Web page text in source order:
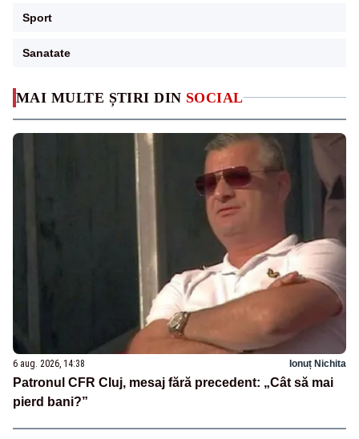
MAI MULTE ȘTIRI DIN SOCIAL
6 aug. 2026, 14:38 Ionuț Nichita
Patronul CFR Cluj, mesaj fără precedent: „Cât să mai
pierd bani?”
Sport
Sanatate